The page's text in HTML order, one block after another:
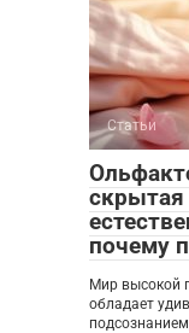
Статьи
скрытая
почему
Мир высокой
обладает